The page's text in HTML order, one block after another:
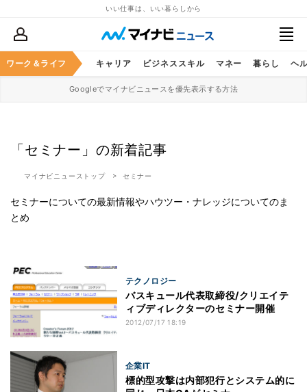
いい仕事は、いい暮らしから
ワーク＆ライフ キャリア ビジネススキル マネー 暮らし ヘ
Googleでマイナビニュースを優先表示する方法
「セミナー」の新着記事
マイナビニューストップ セミナー
セミナーについての最新情報やハウツー・ナレッジについてのま
とめ
テクノロジー
バスキュール代表取締役/クリエイテ
ィブディレクターのセミナー開催
2012/07/17 18:19
企業IT
標的型攻撃は内部犯行とシステム的に